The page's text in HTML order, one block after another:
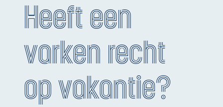
Heeft een
varken recht
op vakantie?